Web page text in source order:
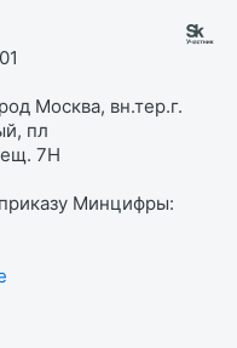
Москва, вн.тер.г.
пл
7Н
Минцифры: